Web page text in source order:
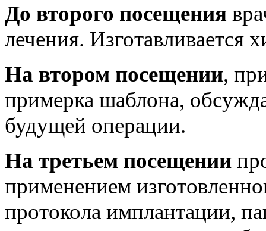
До второго посещения
лечения. Изготавливается
На втором посещении,
примерка шаблона,
будущей операции.
На третьем посещении
применением
протокола имплантации,